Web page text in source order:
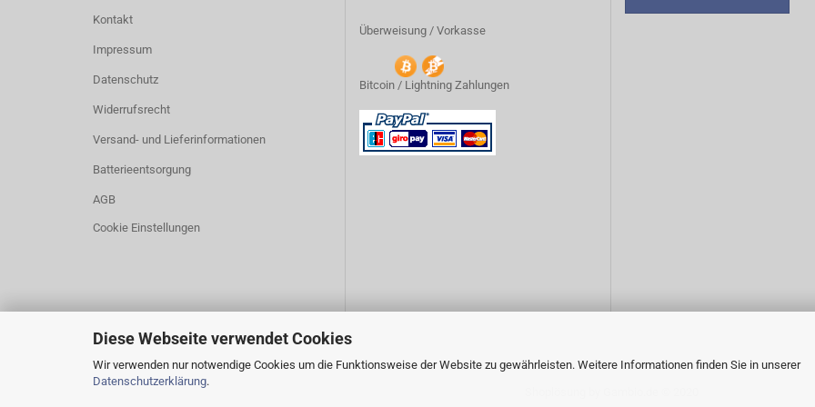
Diese Webseite verwendet Cookies
Wir verwenden nur notwendige Cookies um die Funktionsweise der Website zu gewährleisten. Weitere Informationen finden Sie in unserer
Datenschutzerklärung.
Kontakt
Impressum
Datenschutz
Widerrufsrecht
Versand- und Lieferinformationen
Batterieentsorgung
AGB
Cookie Einstellungen
Überweisung / Vorkasse
Bitcoin / Lightning Zahlungen